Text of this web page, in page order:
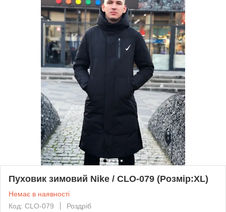
Пуховик зимовий Nike / CLO-079 (Розмір:XL)
Немає в наявності
Код: CLO-079
Роздріб